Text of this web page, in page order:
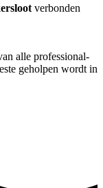
verbonden
alle professional-
geholpen wordt in